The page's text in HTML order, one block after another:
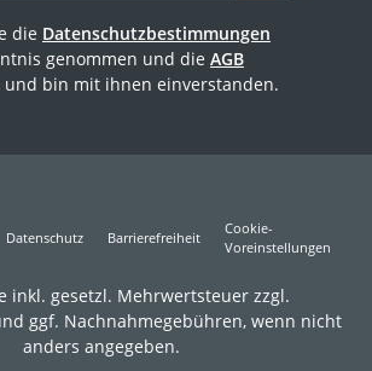
die Datenschutzbestimmungen
genommen und die AGB
und bin mit ihnen einverstanden.
Datenschutz Barrierefreiheit
Cookie-
Voreinstellungen
inkl. gesetzl. Mehrwertsteuer zzgl.
ggf. Nachnahmegebühren, wenn nicht
anders angegeben.